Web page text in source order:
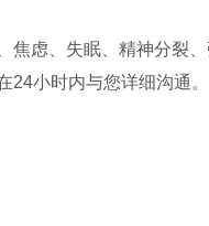
虑、失眠、精神分裂
小时内与您详细沟通。